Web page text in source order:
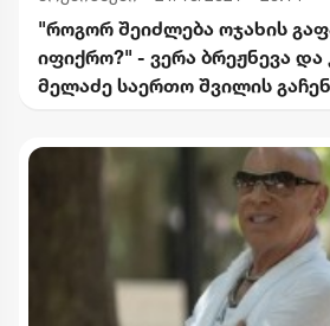
"როგორ შეიძლება ოჯახის
იფიქრო?" - ვერა ბრეჟნევა და
მელაძე საერთო შვილის